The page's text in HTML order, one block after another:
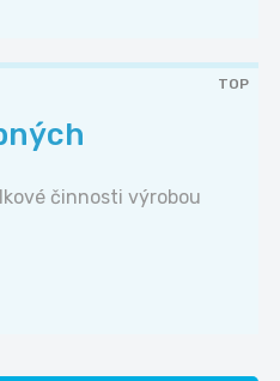
TOP
činnosti výrobou